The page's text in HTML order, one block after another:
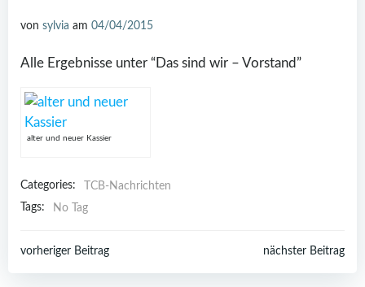
von sylvia am 04/04/2015
Alle Ergebnisse unter “Das sind wir – Vorstand”
alter und neuer Kassier
Categories:
TCB-Nachrichten
Tags:
No Tag
Post
vorheriger Beitrag nächster Beitrag